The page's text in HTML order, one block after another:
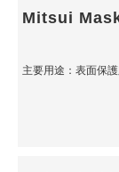
Mitsui
主要用途：表面保